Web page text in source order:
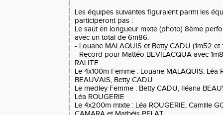
Les équipes suivantes figuraient parmi les
participeront pas :
Le saut en longueur mixte (photo) 8ème
avec un total de 6m86.
- Louane MALAQUIS et Betty CADU (1m52 et
- Record pour Mattéo BEVILACQUA avec
RALITE
Le 4x100m Femme : Louane MALAQUIS, Léa
BEAUVAIS, Betty CADU
Le medley Femme : Betty CADU, Iléana
Léa ROUGERIE
Le 4x200m mixte : Léa ROUGERIE, Camille